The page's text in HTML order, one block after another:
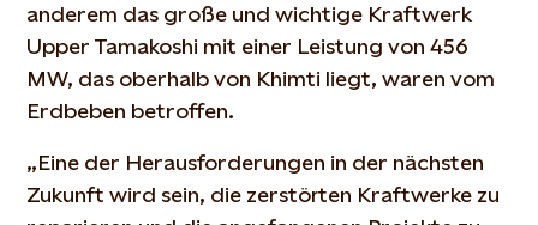
anderem das große und wichtige Kraftwerk
Upper Tamakoshi mit einer Leistung von 456
MW, das oberhalb von Khimti liegt, waren vom
Erdbeben betroffen.
„Eine der Herausforderungen in der nächsten
Zukunft wird sein, die zerstörten Kraftwerke zu